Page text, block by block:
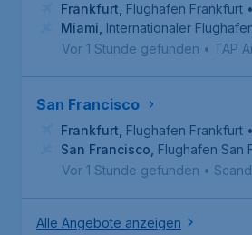
Frankfurt Flughafen Frankfurt
Miami Internationaler
Vor 1 Stunde gefunden • TAP
San Francisco
Frankfurt Flughafen Frankfurt
San Francisco Flughafen San
Vor 1 Stunde gefunden •
Alle Angebote anzeigen